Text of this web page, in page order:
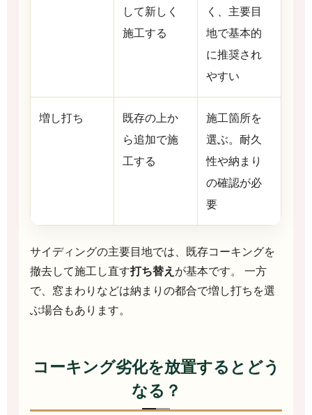
して新しく
施工する
く、主要目
地で基本的
に推奨され
やすい
増し打ち
既存の上か
ら追加で施
工する
施工箇所を
選ぶ。耐久
性や納まり
の確認が必
要
サイディングの主要目地では、既存コーキングを
撤去して施工し直す打ち替え が基本です。 一方
で、窓まわりなどは納まりの都合で増し打ちを選
ぶ場合もあります。
コーキング劣化を放置するとどう
なる？